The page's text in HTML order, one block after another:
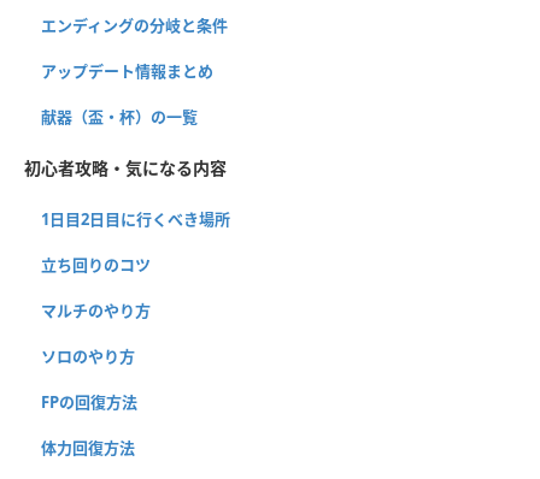
エンディングの分岐と条件
アップデート情報まとめ
献器（盃・杯）の一覧
初心者攻略・気になる内容
1日目2日目に行くべき場所
立ち回りのコツ
マルチのやり方
ソロのやり方
FPの回復方法
体力回復方法